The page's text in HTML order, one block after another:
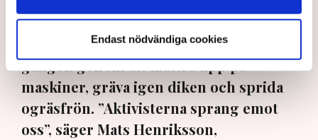
Endast nödvändiga cookies
Aktivister har åter lamslagit
torvbrytningen i Grimsås – den här
gången genom att klättra upp på
maskiner, gräva igen diken och sprida
ogräsfrön. ”Aktivisterna sprang emot
oss”, säger Mats Henriksson,